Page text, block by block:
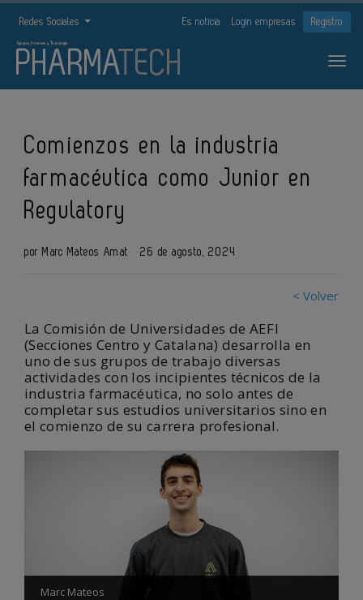
Redes Sociales Es noticia Login empresas Registro
Comienzos en la industria
farmacéutica como Junior en
Regulatory
por Marc Mateos Amat 26 de agosto, 2024
< Volver
La Comisión de Universidades de AEFI
(Secciones Centro y Catalana) desarrolla en
uno de sus grupos de trabajo diversas
actividades con los incipientes técnicos de la
industria farmacéutica, no solo antes de
completar sus estudios universitarios sino en
el comienzo de su carrera profesional.
Marc Mateos